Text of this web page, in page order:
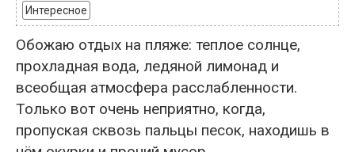
Интересное
Обожаю отдых на пляже: теплое солнце,
прохладная вода, ледяной лимонад и
всеобщая атмосфера расслабленности.
Только вот очень неприятно, когда,
пропуская сквозь пальцы песок, находишь в